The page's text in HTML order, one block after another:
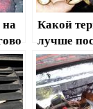
Какой
лучше
на ваз